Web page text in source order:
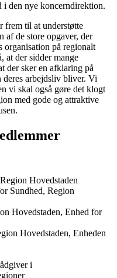
i den nye koncerndirektion.
frem til at understøtte
af de store opgaver, der
på regionalt
at der sidder mange
der sker en afklaring på
deres arbejdsliv bliver. Vi
vi skal også gøre det klogt
med gode og attraktive
Hovedstaden
Sundhed, Region
Hovedstaden, Enhed for
Hovedstaden, Enheden
i